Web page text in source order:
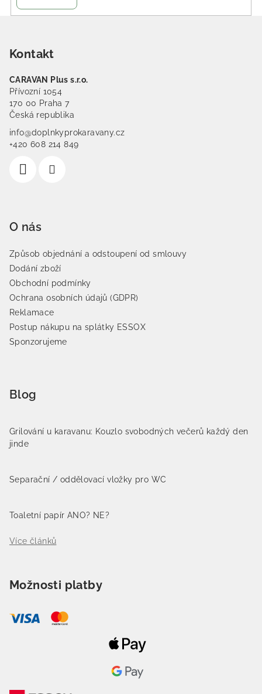
Kontakt
CARAVAN Plus s.r.o.
Přívozní 1054
170 00 Praha 7
Česká republika
info@doplnkyprokaravany.cz
+420 608 214 849
O nás
Způsob objednání a odstoupení od smlouvy
Dodání zboží
Obchodní podmínky
Ochrana osobních údajů (GDPR)
Reklamace
Postup nákupu na splátky ESSOX
Sponzorujeme
Blog
Grilování u karavanu: Kouzlo svobodných večerů každý den
jinde
Separační / oddělovací vložky pro WC
Toaletní papír ANO? NE?
Více článků
Možnosti platby